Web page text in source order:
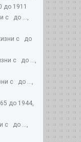
до 1911
с до ...,
с до
с до ...,
с до ...,
до 1944,
с до ...,